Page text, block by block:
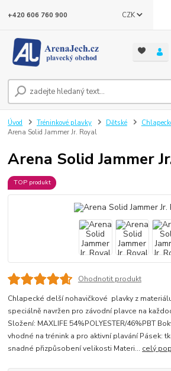
CZK
+420 606 760 900
Úvod Tréninkové plavky Dětské
Arena Solid Jammer Jr. Royal
Arena Solid Jammer
TOP produkt
Ohodnotit produkt
Chlapecké delší nohavičkové plavky z
speciálně navržen pro závodní plavce na
Složení: MAXLIFE 54%POLYESTER/46%PBT
vhodné na trénink a pro aktivní plavání Pásek:
snadné přizpůsobení velikosti Materi... celý